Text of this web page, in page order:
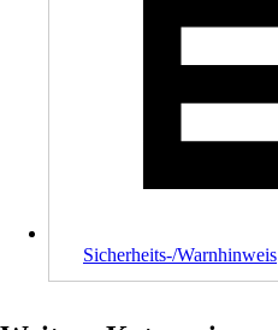
Sicherheits-/Warnhinweis